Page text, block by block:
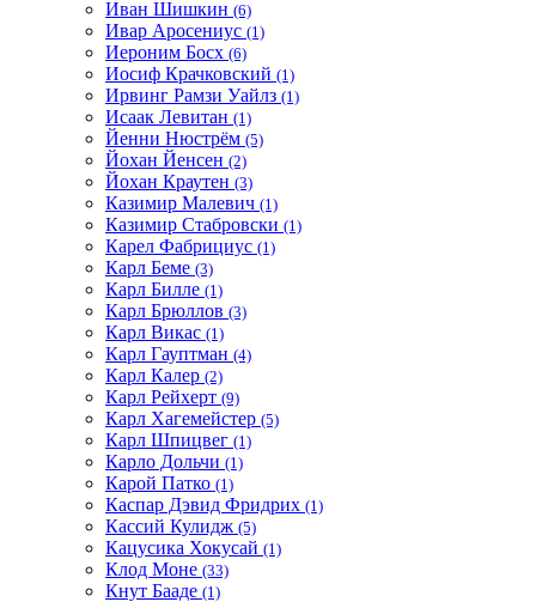
Иван Шишкин (6)
Ивар Аросениус (1)
Иероним Босх (6)
Иосиф Крачковский (1)
Ирвинг Рамзи Уайлз (1)
Исаак Левитан (1)
Йенни Нюстрём (5)
Йохан Йенсен (2)
Йохан Краутен (3)
Казимир Малевич (1)
Казимир Стабровски (1)
Карел Фабрициус (1)
Карл Беме (3)
Карл Билле (1)
Карл Брюллов (3)
Карл Викас (1)
Карл Гауптман (4)
Карл Калер (2)
Карл Рейхерт (9)
Карл Хагемейстер (5)
Карл Шпицвег (1)
Карло Дольчи (1)
Карой Патко (1)
Каспар Дэвид Фридрих (1)
Кассий Кулидж (5)
Кацусика Хокусай (1)
Клод Моне (33)
Кнут Бааде (1)